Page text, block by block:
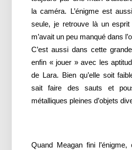
la caméra. L’énigme est
seule, je retrouve là un esprit
m’avait un peu manqué dans
C’est aussi dans cette
enfin « jouer » avec les
de Lara. Bien qu’elle soit
sait faire des sauts et
métalliques pleines d’objets
Quand Meagan fini